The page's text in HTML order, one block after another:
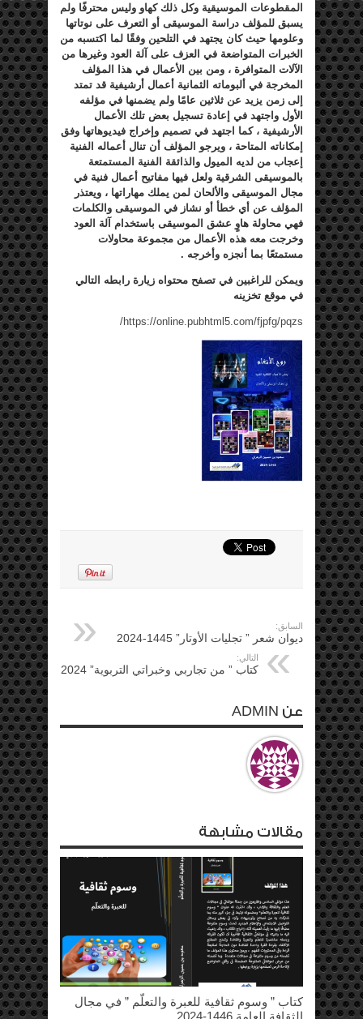
المقطوعات الموسيقية وكل ذلك كهاو وليس محترفًا ولم
يسبق للمؤلف دراسة الموسيقى أو التعرف على نوتاتها
وعلومها حيث كان يجتهد في التلحين وفقًا لما اكتسبه من
الخبرات المتواضعة في العزف على آلة العود وغيرها من
الآلات المتوافرة ، ومن بين الأعمال في هذا المؤلف
المخرجة في ألبوماته الثمانية أعمال أرشيفية قد تمتد
إلى زمن يزيد عن ثلاثين عامًا ولم يضمنها في مؤلفه
الأول واجتهد في إعادة تسجيل بعض تلك الأعمال
الأرشيفية ، كما اجتهد في تصميم وإخراج فيديوهاتها وفق
إمكاناته المتاحة ، ويرجو المؤلف أن تنال أعماله الفنية
إعجاب من لديه الميول والذائقة الفنية المستمتعة
بالموسيقى الشرقية ولعل فيها مفاتيح أعمال فنية في
مجال الموسيقى والألحان لمن يملك مهاراتها ، ويعتذر
المؤلف عن أي خطأ أو نشاز في الموسيقى والكلمات
فهي محاولة هاوٍ عشق الموسيقى باستخدام آلة العود
وخرجت معه هذه الأعمال من مجموعة محاولات
مستمتعًا بما أنجزه وأخرجه .
ويمكن للراغبين في تصفح محتواه زيارة رابطه التالي
في موقع تخزينه
https://online.pubhtml5.com/fjpfg/pqzs/
السابق:
ديوان شعر ” تجليات الأوتار” 1445-2024
التالي:
كتاب ” من تجاربي وخبراتي التربوية” 2024
عن ADMIN
مقالات مشابهة
كتاب ” وسوم ثقافية للعبرة والتعلّم ” في مجال
الثقافة العامة 1446-2024